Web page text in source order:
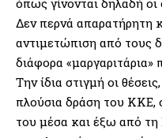
όπως γίνονται δηλαδή
Δεν περνά απαρατήρητη
αντιμετώπιση από τους
διάφορα «μαργαριτάρια»
Την ίδια στιγμή οι
πλούσια δράση του ΚΚΕ,
του μέσα και έξω από